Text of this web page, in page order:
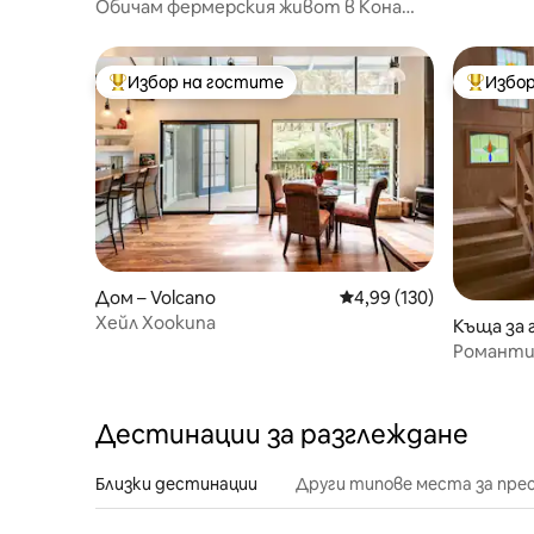
Обичам фермерския живот в Кона
Най-популярен избор на гостите
Избор на гостите
Дом – Volcano Средна оценка: 4,99
4,99 (130)
Хейл Хоокипа
Най-
Къща за
na
Дестинации за разглеждане
Близки дестинации Други типове места за